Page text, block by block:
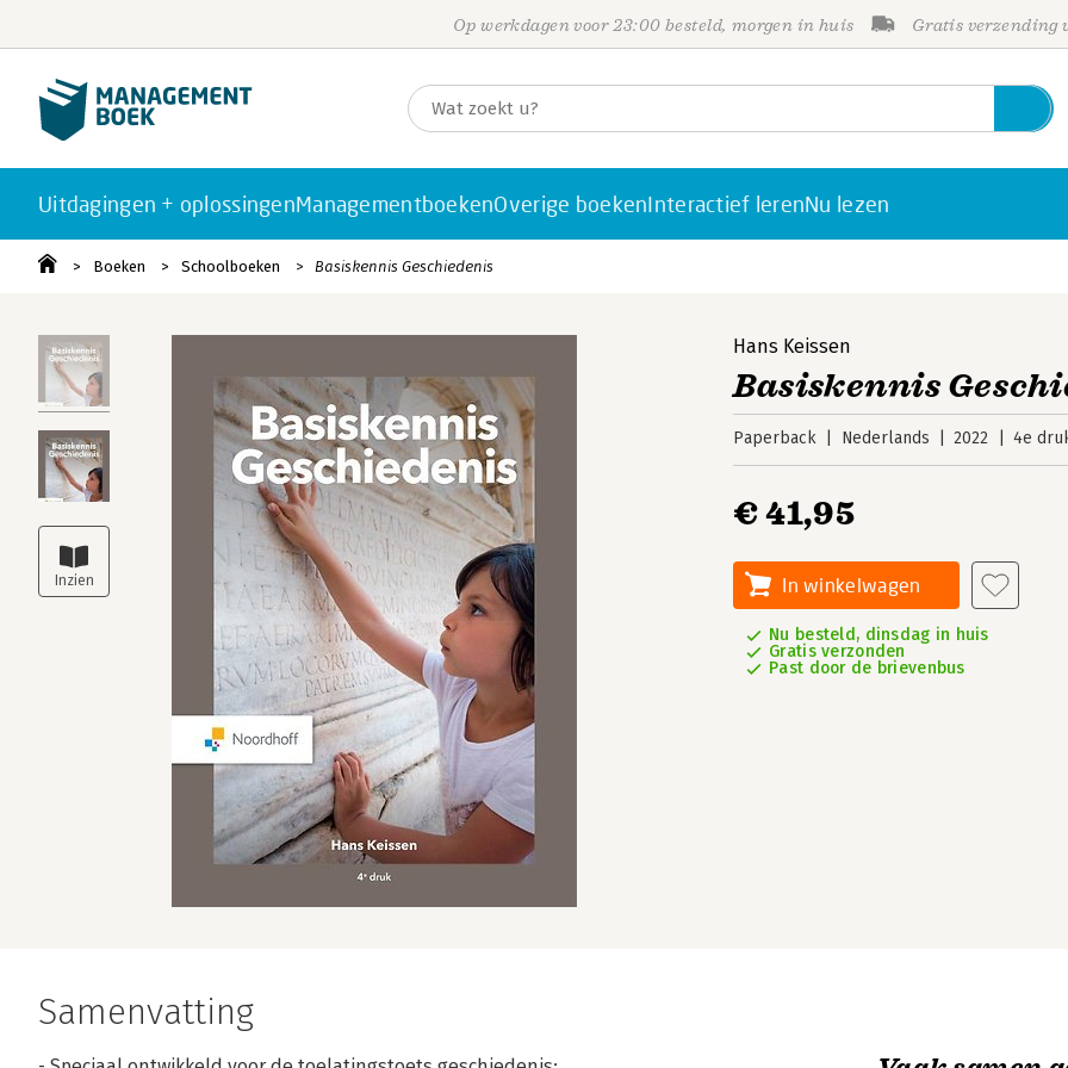
Op werkdagen voor 23:00 besteld, morgen in huis Gratis verzending
Uitdagingen + oplossingenManagementboekenOverige boekenInteractief lerenNu lezen
Boeken Schoolboeken Basiskennis Geschiedenis
Hans Keissen
Basiskennis
Paperback Nederlands 2022 4e
€ 41,95
In winkelwagen
Nu besteld, dinsdag in huis
Gratis verzonden
Past door de brievenbus
Samenvatting